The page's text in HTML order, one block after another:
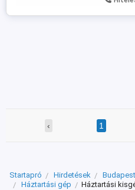
‹ 1
Startapró Hirdetések Budapest
Háztartási gép
Háztartási